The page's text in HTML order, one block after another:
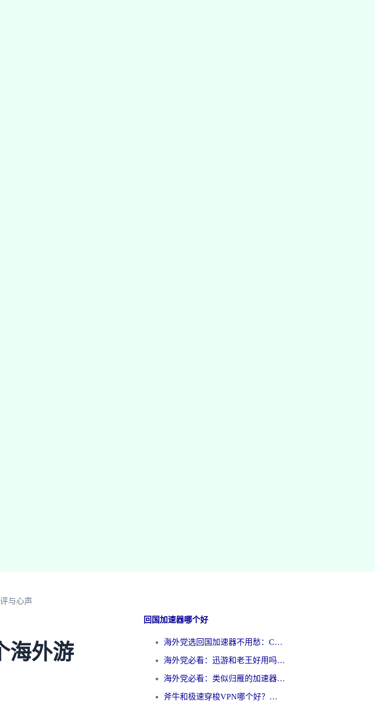
与心声
海外游
回国加速器哪个好
海外党选回国加速器不用愁：ChickCN和洞见哪个好？一篇搞定所有疑问
海外党必看：迅游和老王好用吗？3分钟选对加速国内网络的加速器
海外党必看：类似归雁的加速器怎么选？一篇搞定无缝访问国内资源
斧牛和极速穿梭VPN哪个好？海外党选回国加速器必看的真实对比与避坑指南